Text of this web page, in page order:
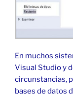
En muchos
Visual Studio y
circunstancias,
bases de datos